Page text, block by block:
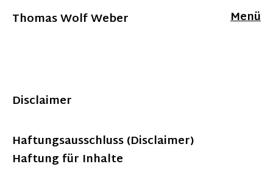
Thomas Wolf Weber Menü
Disclaimer
Haftungsausschluss (Disclaimer)
Haftung für Inhalte